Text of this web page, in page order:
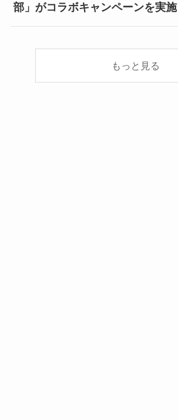
部」がコラボキャンペーンを実施
もっと見る